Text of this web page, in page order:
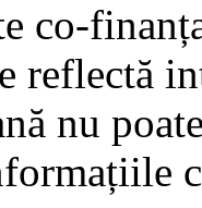
co-
reflectă
nu